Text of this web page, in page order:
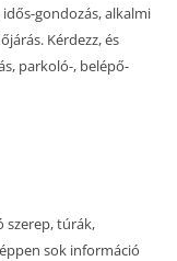
gondozás, alkalmi
Kérdezz, és
parkoló-, belépő-
szerep, túrák,
sok információ